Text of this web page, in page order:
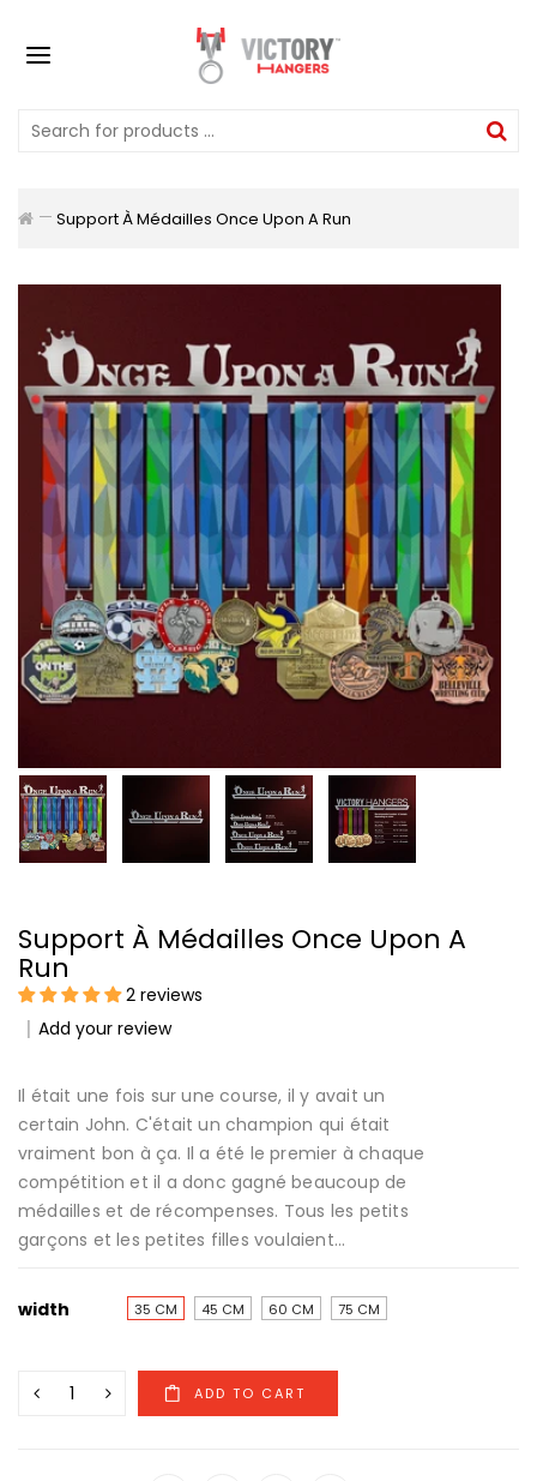
Support À Médailles Once Upon A Run
Support À Médailles Once Upon A
Run
2 reviews
Add your review
Il était une fois sur une course, il y avait un
certain John. C'était un champion qui était
vraiment bon à ça. Il a été le premier à chaque
compétition et il a donc gagné beaucoup de
médailles et de récompenses. Tous les petits
garçons et les petites filles voulaient...
width 35 CM 45 CM 60 CM 75 CM